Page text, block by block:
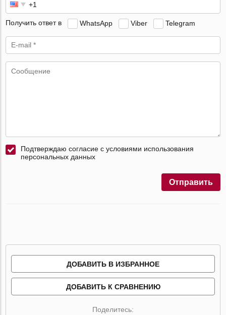
Получить ответ в WhatsApp Viber Telegram
Подтверждаю согласие с условиями использования
персональных данных
Отправить
ДОБАВИТЬ В ИЗБРАННОЕ
ДОБАВИТЬ К СРАВНЕНИЮ
Поделитесь: